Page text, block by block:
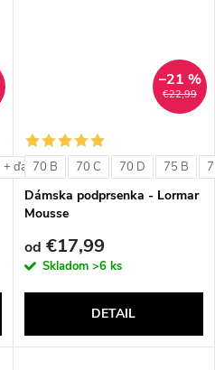
+ ďalšie
€22,99
–21 %
70 B 70 C 70 D 75 B
Dámska podprsenka - Lormar
Mousse
od €17,99
Skladom >6 ks
DETAIL